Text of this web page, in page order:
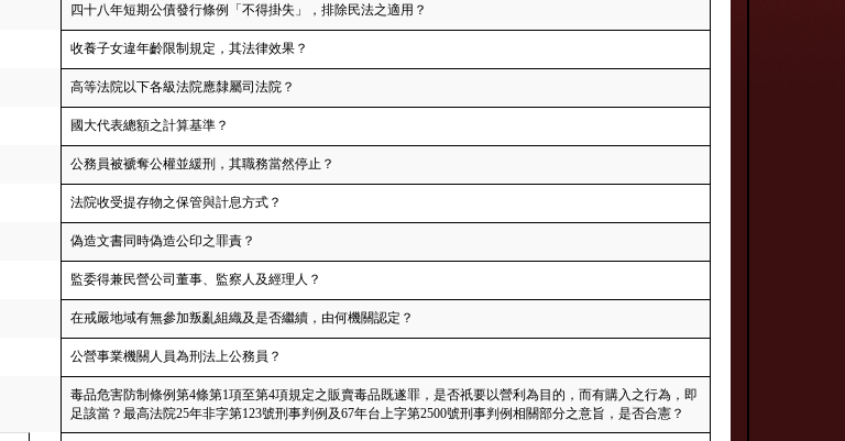
四十八年短期公債發行條例「不得掛失」，排除民法之適用？
收養子女違年齡限制規定，其法律效果？
高等法院以下各級法院應隸屬司法院？
國大代表總額之計算基準？
公務員被褫奪公權並緩刑，其職務當然停止？
法院收受提存物之保管與計息方式？
偽造文書同時偽造公印之罪責？
監委得兼民營公司董事、監察人及經理人？
在戒嚴地域有無參加叛亂組織及是否繼續，由何機關認定？
公營事業機關人員為刑法上公務員？
毒品危害防制條例第4條第1項至第4項規定之販賣毒品既遂罪，是否祇要以營利為目的，而有購入之行為，即
足該當？最高法院25年非字第123號刑事判例及67年台上字第2500號刑事判例相關部分之意旨，是否合憲？